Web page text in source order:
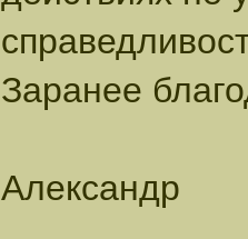
Заранее
Александр